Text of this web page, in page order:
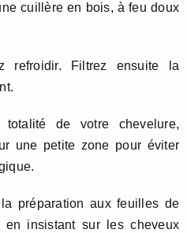
cuillère en bois, à feu doux
refroidir. Filtrez ensuite la
de votre chevelure,
une petite zone pour éviter
préparation aux feuilles de
en insistant sur les cheveux